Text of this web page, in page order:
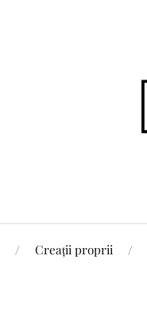
Creații proprii